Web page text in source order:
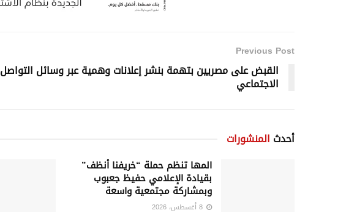
Previous Post
القبض على مصريين بتهمة بنشر إعلانات وهمية عبر وسائل التواصل
الاجتماعي
أحدث المنشورات
المها تنظم حملة “خريفنا أنظف”
بقيادة الإعلامي حفيظ جعبوب
وبمشاركة مجتمعية واسعة